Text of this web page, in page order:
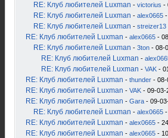
RE: Клуб любителей Luxman - victorius -
RE: Клуб любителей Luxman - alex0665
RE: Клуб любителей Luxman - streizer13
RE: Клуб любителей Luxman - alex0665 -
RE: Клуб любителей Luxman - 3ton - 08-
RE: Клуб любителей Luxman -
RE: Клуб любителей Luxman - VAK -
RE: Клуб любителей Luxman - thunder - 08-
RE: Клуб любителей Luxman - VAK - 09-03-
RE: Клуб любителей Luxman - Gara - 09-
RE: Клуб любителей Luxman - alex0665
RE: Клуб любителей Luxman - alex0665 -
RE: Клуб любителей Luxman - alex0665 -